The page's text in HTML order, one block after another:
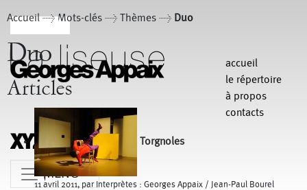
accueil
le répertoire
à propos
contacts
MENU
Accueil> Mots-clés > Thèmes > Duo
Duo
Articles
Torgnoles
11 avril 2011, par Interprètes : Georges Appaix / Jean-Paul Bourel